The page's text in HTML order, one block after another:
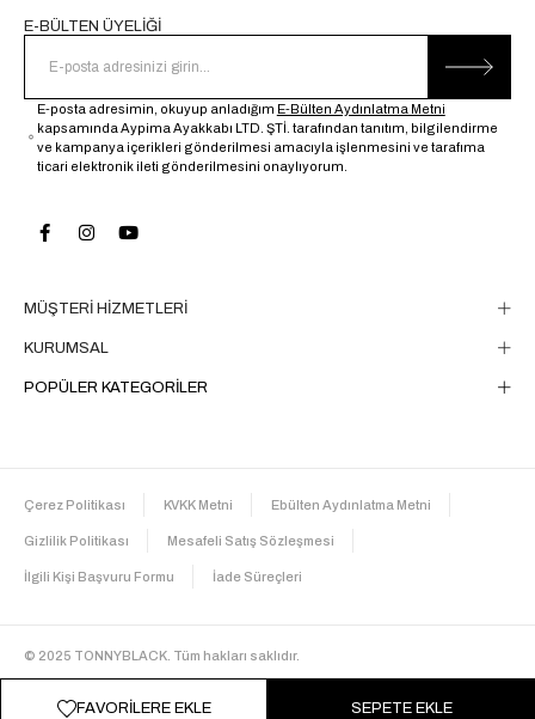
FAVORILERE EKLE
MÜŞTERİ HİZMETLERİ
KURUMSAL
POPÜLER KATEGORİLER
E-BÜLTEN ÜYELİĞİ
E-posta adresimin, okuyup anladığım E-Bülten Aydınlatma Metni
kapsamında Aypima Ayakkabı LTD. ŞTİ. tarafından tanıtım, bilgilendirme
ve kampanya içerikleri gönderilmesi amacıyla işlenmesini ve tarafıma
ticari elektronik ileti gönderilmesini onaylıyorum.
Çerez Politikası KVKK Metni Ebülten Aydınlatma Metni
Gizlilik Politikası Mesafeli Satış Sözleşmesi
İlgili Kişi Başvuru Formu İade Süreçleri
© 2025 TONNYBLACK. Tüm hakları saklıdır.